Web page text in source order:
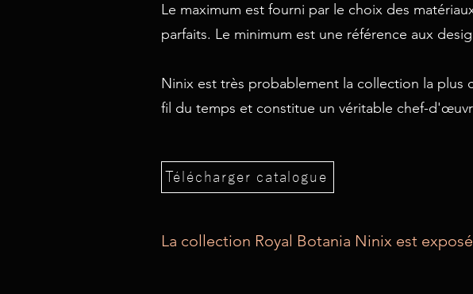
Le maximum est fourni par le choix des
parfaits. Le minimum est une référence aux
Ninix est très probablement la collection la plus
fil du temps et constitue un véritable chef-
Télécharger catalogue
La collection Royal Botania Ninix est